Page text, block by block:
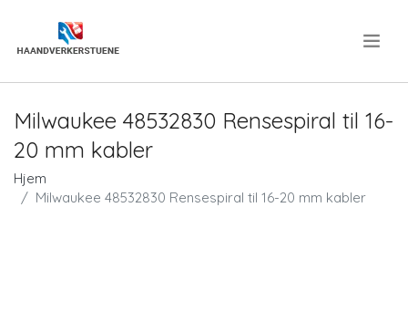
Milwaukee 48532830 Rensespiral til 16-
20 mm kabler
Hjem
Milwaukee 48532830 Rensespiral til 16-20 mm kabler